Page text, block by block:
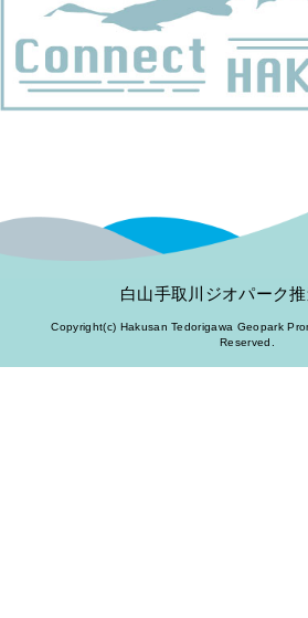
白山手取川ジオパーク
Copyright(c) Hakusan Tedorigawa Geopark
Reserved.